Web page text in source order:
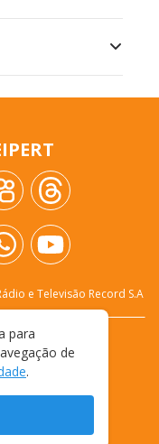
e Televisão Record S.A
USO
para
de
.